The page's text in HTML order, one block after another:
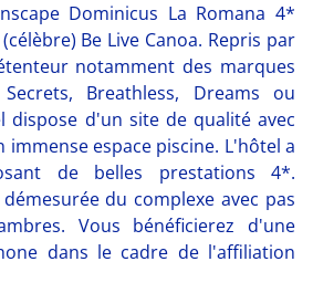
Dominicus La Romana 4*
Be Live Canoa. Repris par
notamment des marques
Breathless, Dreams ou
dispose d'un site de qualité avec
immense espace piscine. L'hôtel a
de belles prestations 4*.
du complexe avec pas
Vous bénéficierez d'une
dans le cadre de l'affiliation